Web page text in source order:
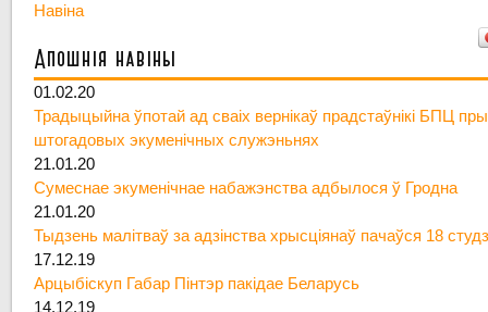
Навіна
Апошнія навіны
01.02.20
Традыцыйна ўпотай ад сваіх вернікаў прадстаўнікі БПЦ
штогадовых экуменічных служэньнях
21.01.20
Сумеснае экуменічнае набажэнства адбылося ў Гродна
21.01.20
Тыдзень малітваў за адзінства хрысціянаў пачаўся 18
17.12.19
Арцыбіскуп Габар Пінтэр пакідае Беларусь
14.12.19